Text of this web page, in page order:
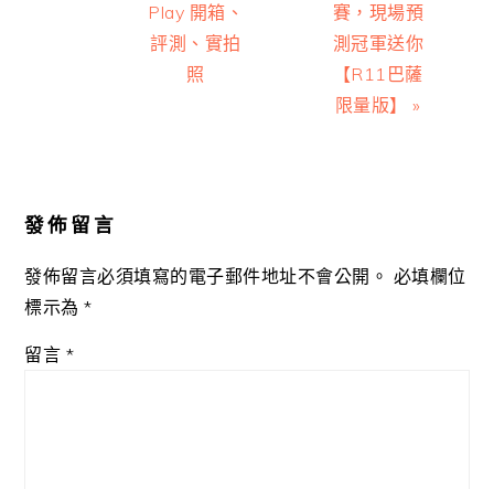
Play 開箱、
評測、實拍
照
賽，現場預
測冠軍送你
【R11巴薩
限量版】 »
發佈留言
發佈留言必須填寫的電子郵件地址不會公開。 必填欄位
標示為*
留言 *